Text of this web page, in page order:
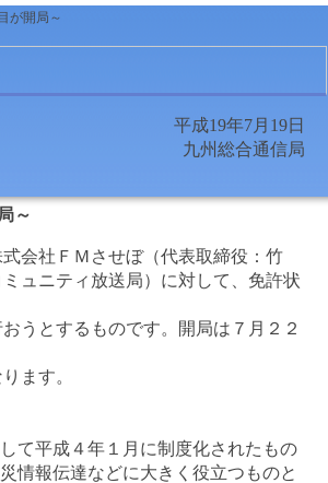
が開局～
平成19年7月19日
九州総合通信局
～
会社ＦＭさせぼ（代表取締役：竹
ュニティ放送局）に対して、免許状
うとするものです。開局は７月２２
ます。
て平成４年１月に制度化されたもの
情報伝達などに大きく役立つものと